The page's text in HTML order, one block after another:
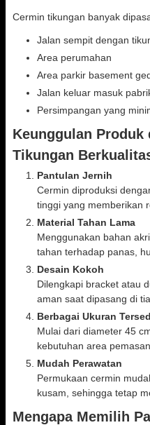
Cermin tikungan banyak
Jalan sempit dengan
Area perumahan
Area parkir basement
Jalan keluar masuk
Persimpangan yang
Keunggulan Produk
Tikungan
Pantulan Jernih
Cermin diproduksi
tinggi yang memberikan
Material Tahan Lama
Menggunakan bahan
tahan terhadap panas,
Desain Kokoh
Dilengkapi bracket atau
aman saat dipasang di
Berbagai Ukuran
Mulai dari diameter 45
kebutuhan area
Mudah Perawatan
Permukaan cermin
kusam, sehingga tetap
Mengapa Memilih